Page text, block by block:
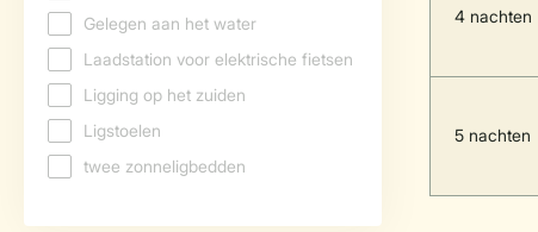
4 nachten
5 nachten